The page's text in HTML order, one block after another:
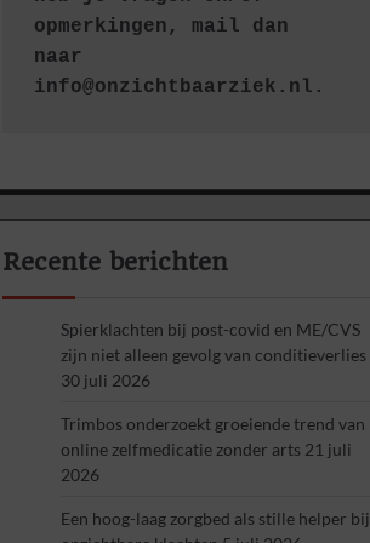
opmerkingen, mail dan
naar
info@onzichtbaarziek.nl.
Recente berichten
Spierklachten bij post-covid en ME/CVS
zijn niet alleen gevolg van conditieverlies
30 juli 2026
Trimbos onderzoekt groeiende trend van
online zelfmedicatie zonder arts 21 juli
2026
Een hoog-laag zorgbed als stille helper bij